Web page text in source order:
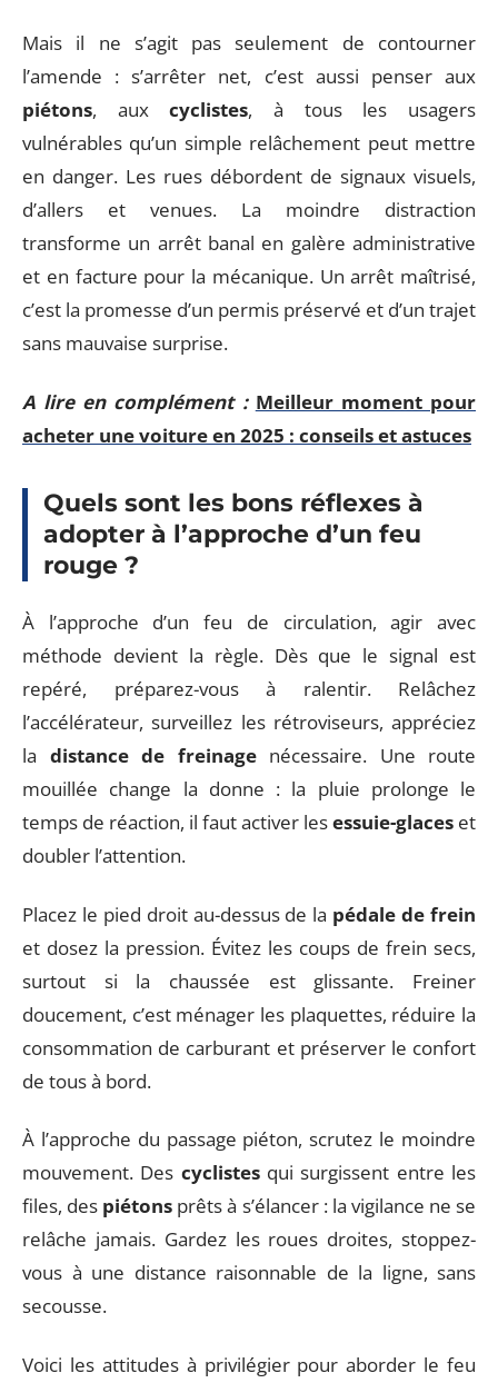
Mais il ne s’agit pas seulement de contourner
l’amende : s’arrêter net, c’est aussi penser aux
piétons, auxcyclistes, à tous les usagers
vulnérables qu’un simple relâchement peut mettre
en danger. Les rues débordent de signaux visuels,
d’allers et venues. La moindre distraction
transforme un arrêt banal en galère administrative
et en facture pour la mécanique. Un arrêt maîtrisé,
c’est la promesse d’un permis préservé et d’un trajet
sans mauvaise surprise.
A lire en complément : Meilleur moment pour
acheter une voiture en 2025 : conseils et astuces
Quels sont les bons réflexes à
adopter à l’approche d’un feu
rouge ?
À l’approche d’un feu de circulation, agir avec
méthode devient la règle. Dès que le signal est
repéré, préparez-vous à ralentir. Relâchez
l’accélérateur, surveillez les rétroviseurs, appréciez
la distance de freinagenécessaire. Une route
mouillée change la donne : la pluie prolonge le
temps de réaction, il faut activer lesessuie-glaces et
doubler l’attention.
Placez le pied droit au-dessus de la pédale de frein
et dosez la pression. Évitez les coups de frein secs,
surtout si la chaussée est glissante. Freiner
doucement, c’est ménager les plaquettes, réduire la
consommation de carburant et préserver le confort
de tous à bord.
À l’approche du passage piéton, scrutez le moindre
mouvement. Des cyclistesqui surgissent entre les
files, des piétons prêts à s’élancer : la vigilance ne se
relâche jamais. Gardez les roues droites, stoppez-
vous à une distance raisonnable de la ligne, sans
secousse.
Voici les attitudes à privilégier pour aborder le feu